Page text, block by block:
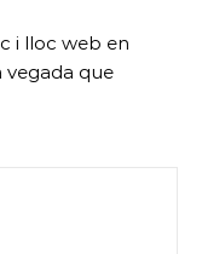
i lloc web en
vegada que